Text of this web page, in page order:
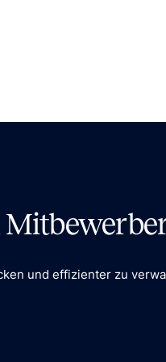
und effizienter zu